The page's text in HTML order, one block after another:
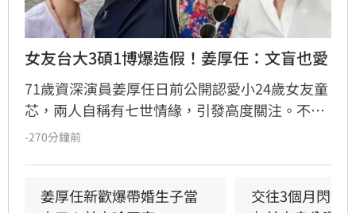
女友台大3碩1博爆造假！姜厚任：文盲也愛
71歲資深演員姜厚任日前公開認愛小24歲女友童
芯，兩人自稱有七世情緣，引發高度關注。不料
童芯隨即遭網友起底，不僅宣稱的台大「3碩1
姻史也遭挖出。面對外界排山倒海的質疑聲浪，
-270分鐘前
姜厚任新歡爆帶婚生子當
交往3個月閃婚